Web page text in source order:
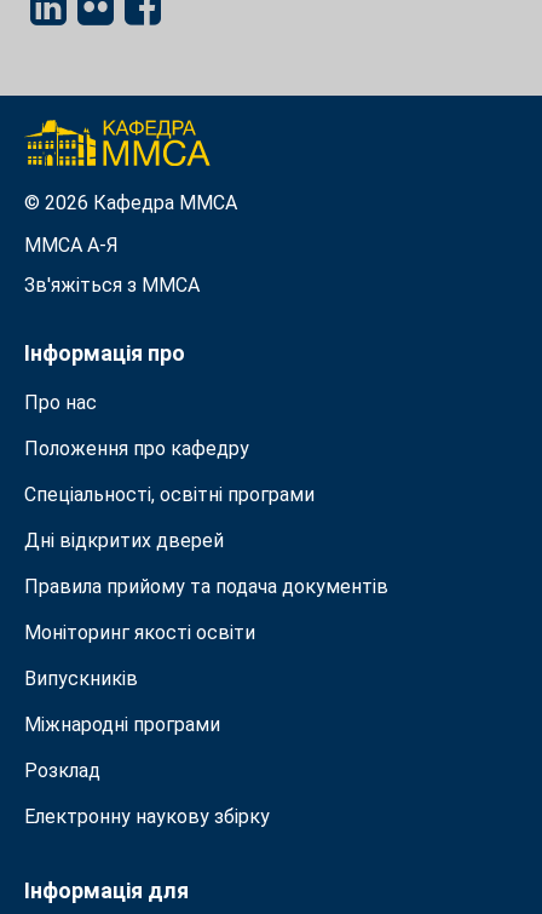
© 2026 Кафедра ММСА
ММСА A-Я
Зв'яжіться з MMСА
Інформація про
Про нас
Положення про кафедру
Спеціальності, освітні програми
Дні відкритих дверей
Правила прийому та подача документiв
Моніторинг якості освіти
Випускників
Міжнародні програми
Розклад
Електронну наукову збірку
Інформація для